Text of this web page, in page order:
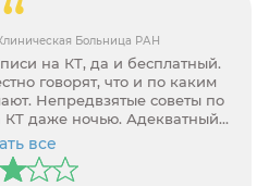
Больница РАН
на КТ, да и бесплатный.
говорят, что и по каким
Непредвзятые советы по
КТ даже ночью. Адекватный
все